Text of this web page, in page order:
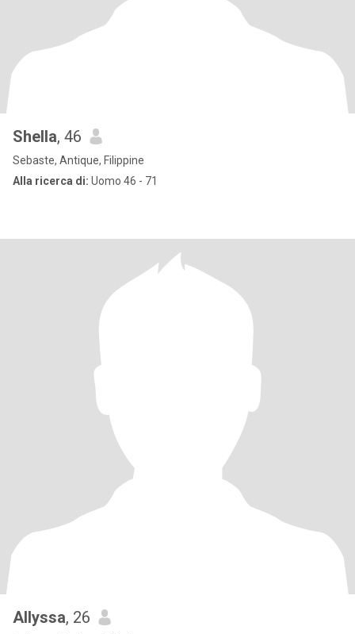
Shella, 46
Sebaste, Antique, Filippine
Alla ricerca di: Uomo 46 - 71
Allyssa, 26